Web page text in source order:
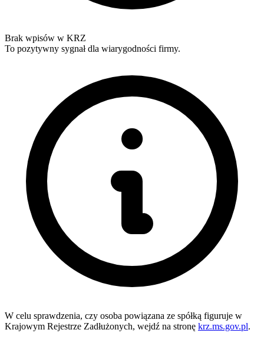
Brak wpisów w KRZ
To pozytywny sygnał dla wiarygodności firmy.
W celu sprawdzenia, czy osoba powiązana ze spółką figuruje w
Krajowym Rejestrze Zadłużonych, wejdź na stronę krz.ms.gov.pl.